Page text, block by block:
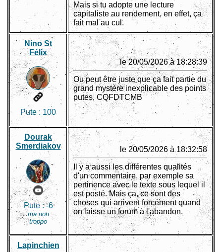
Mais si tu adopte une lecture
capitaliste au rendement, en effet, ça
fait mal au cul.
Nino St
Félix
Pute : 100
le 20/05/2026 à 18:28:39
Ou peut être juste que ça fait partie du
grand mystère inexplicable des points
putes, CQFDTCMB
Dourak
Smerdiakov
Pute :-6
ma non
troppo
le 20/05/2026 à 18:32:58
Il y a aussi les différentes qualités
d'un commentaire, par exemple sa
pertinence avec le texte sous lequel il
est posté. Mais ça, ce sont des
choses qui arrivent forcément quand
on laisse un forum à l'abandon.
Lapinchien